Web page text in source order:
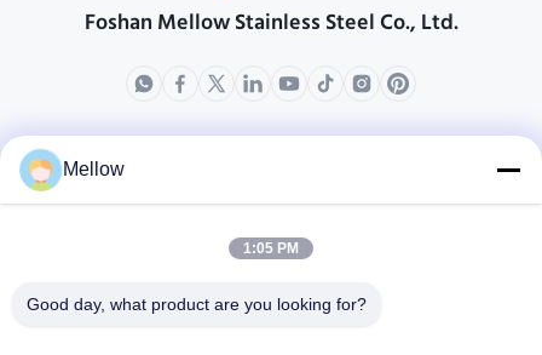
Foshan Mellow Stainless Steel Co., Ltd.
produkty
Profil przedsiębiorstwa
Wycieczka po fabryce
Sprawy
Mellow
1:05 PM
Good day, what product are you looking for?